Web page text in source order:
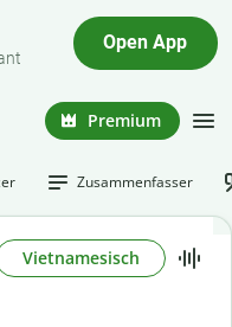
Open App
Premium
Zusammenfasser
Vietnamesisch